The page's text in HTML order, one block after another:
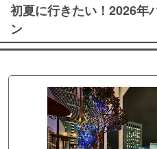
初夏に行きたい！2026年
ン